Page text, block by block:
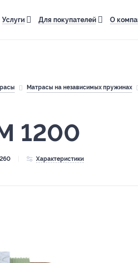
Услуги Для покупателей О
Матрасы на независимых пружинах
1200
Характеристики